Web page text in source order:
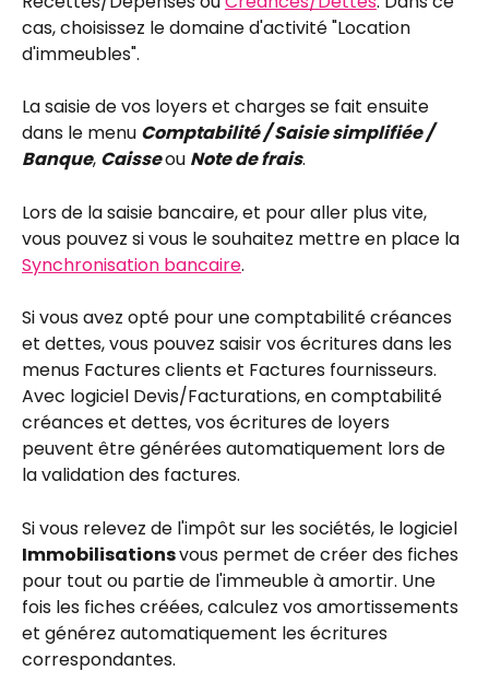
cas, choisissez le domaine d'activité "Location
d'immeubles".
La saisie de vos loyers et charges se fait ensuite
dans le menu Comptabilité / Saisie simplifiée /
Banque, Caisse ou Note de frais.
Lors de la saisie bancaire, et pour aller plus vite,
vous pouvez si vous le souhaitez mettre en place la
Synchronisation bancaire.
Si vous avez opté pour une comptabilité créances
et dettes, vous pouvez saisir vos écritures dans les
menus Factures clients et Factures fournisseurs.
Avec logiciel Devis/Facturations, en comptabilité
créances et dettes, vos écritures de loyers
peuvent être générées automatiquement lors de
la validation des factures.
Si vous relevez de l'impôt sur les sociétés, le logiciel
Immobilisations vous permet de créer des fiches
pour tout ou partie de l'immeuble à amortir. Une
fois les fiches créées, calculez vos amortissements
et générez automatiquement les écritures
correspondantes.